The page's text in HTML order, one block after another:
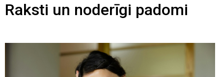
Raksti un noderīgi padomi